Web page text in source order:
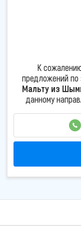
К
предложений по
Мальту из
данному